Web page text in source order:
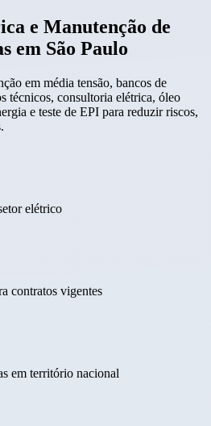
e Manutenção de
em São Paulo
em média tensão, bancos de
técnicos, consultoria elétrica, óleo
e teste de EPI para reduzir riscos,
elétrico
contratos vigentes
em território nacional